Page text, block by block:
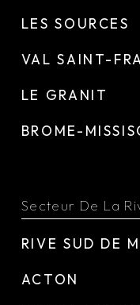
LES SOURCES
VAL SAINT-
LE GRANIT
BROME-
Secteur De La
RIVE SUD DE
ACTON